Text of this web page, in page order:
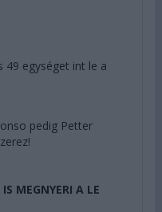
49 egységet int le a
pedig Petter
MEGNYERI A LE